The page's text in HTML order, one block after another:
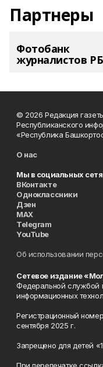
Партнеры
Фотобанк
журналистов РБ
© 2026 Редакция
Республиканского
«Республика
О нас
Мы в социальных
ВКонтакте
Одноклассники
Дзен
MAX
Telegram
YouTube
Об использовании
Сетевое издание
Федеральной службой
информационных
Регистрационный
сентября 2025 г.
Запрещено для детей